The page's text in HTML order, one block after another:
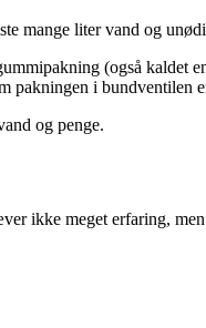
mange liter vand og
(også kaldet
pakningen i
og penge.
ikke meget erfaring,